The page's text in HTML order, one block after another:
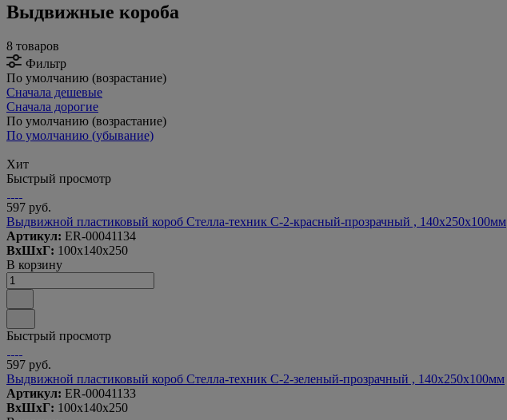
Выдвижные короба
8 товаров
Фильтр
По умолчанию (возрастание)
Сначала дешевые
Сначала дорогие
По умолчанию (возрастание)
По умолчанию (убывание)
Хит
Быстрый просмотр
597 руб.
Выдвижной пластиковый короб Стелла-техник С-2-красный-прозрачный , 140х250х100мм
Артикул: ER-00041134
ВxШxГ: 100x140x250
В корзину
Быстрый просмотр
597 руб.
Выдвижной пластиковый короб Стелла-техник С-2-зеленый-прозрачный , 140х250х100мм
Артикул: ER-00041133
ВxШxГ: 100x140x250